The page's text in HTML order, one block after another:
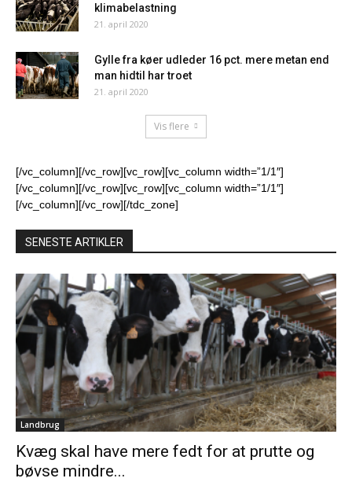
klimabelastning
21. april 2020
Gylle fra køer udleder 16 pct. mere metan end
man hidtil har troet
21. april 2020
Vis flere
[/vc_column][/vc_row][vc_row][vc_column width=”1/1″]
[/vc_column][/vc_row][vc_row][vc_column width=”1/1″]
[/vc_column][/vc_row][/tdc_zone]
SENESTE ARTIKLER
Landbrug
Kvæg skal have mere fedt for at prutte og
bøvse mindre...